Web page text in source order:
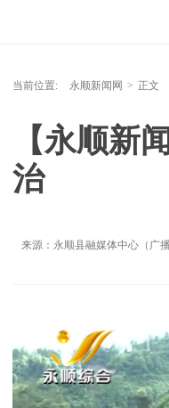
当前位置: 永顺新闻网 > 正文
【永顺新
治
来源：永顺县融媒体中心（广播